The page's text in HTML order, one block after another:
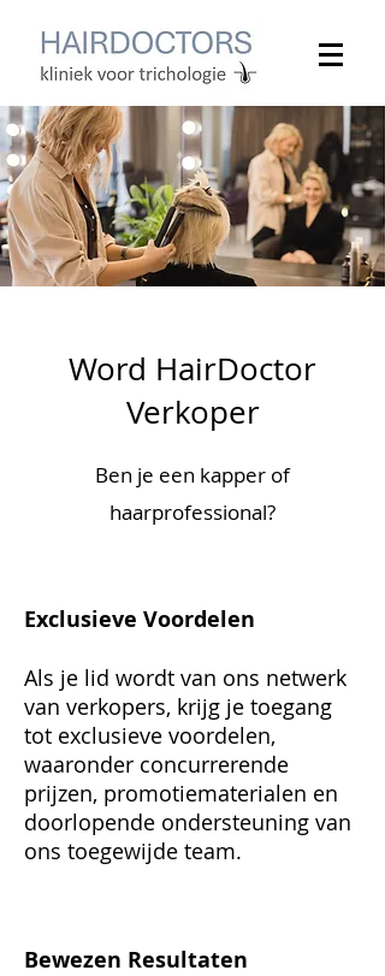
Word HairDoctor
Verkoper
Ben je een kapper of
haarprofessional?
Exclusieve Voordelen
Als je lid wordt van ons netwerk
van verkopers, krijg je toegang
tot exclusieve voordelen,
waaronder concurrerende
prijzen, promotiematerialen en
doorlopende ondersteuning van
ons toegewijde team.
Bewezen Resultaten